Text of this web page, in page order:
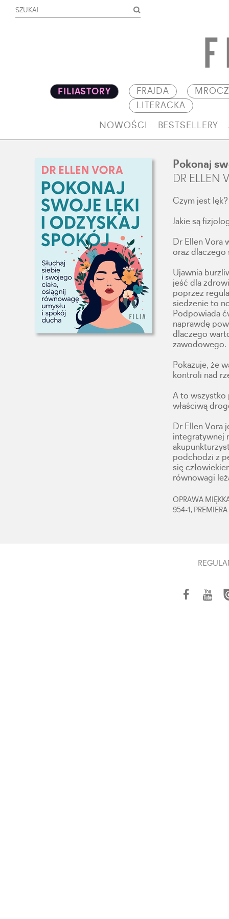
FILIASTORY FRAJDA
LITERACKA
NOWOŚCI BESTSELLERY
Pokonaj
DR ELLEN
Czym jest
Jakie są
Dr Ellen Vora
oraz dlaczego
Ujawnia
jeść dla
poprzez
siedzenie to
Podpowiada
naprawdę
dlaczego
zawodowego.
Pokazuje, że
kontroli nad
A to wszystko
właściwą
Dr Ellen Vora
integratywnej
podchodzi z
się
równowagi
OPRAWA
954-1,